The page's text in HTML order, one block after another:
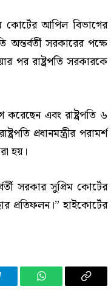
আপিল বিভাগের
সরকারের পক্ষে
পর রাষ্ট্রপতি সরকারকে
করেছেন এবং রাষ্ট্রপতি ৬
প্রধানমন্ত্রীর পরামর্শ
হয়।
সরকার সুপ্রিম কোর্টের
প্রতিফলন।” হাইকোর্টের
WhatsAppCopy